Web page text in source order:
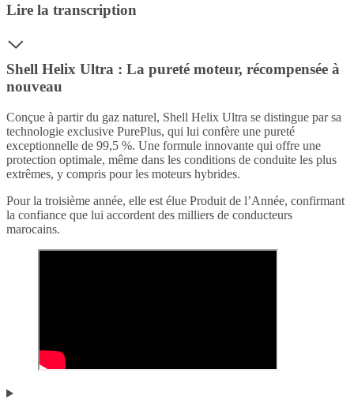
Lire la transcription
Shell Helix Ultra : La pureté moteur, récompensée à
nouveau
Conçue à partir du gaz naturel, Shell Helix Ultra se distingue par sa
technologie exclusive PurePlus, qui lui confère une pureté
exceptionnelle de 99,5 %. Une formule innovante qui offre une
protection optimale, même dans les conditions de conduite les plus
extrêmes, y compris pour les moteurs hybrides.
Pour la troisième année, elle est élue Produit de l’Année, confirmant
la confiance que lui accordent des milliers de conducteurs
marocains.